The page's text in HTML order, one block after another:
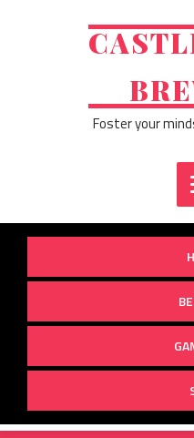
Foster your